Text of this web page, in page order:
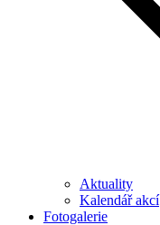
Aktuality
Kalendář akcí
Fotogalerie